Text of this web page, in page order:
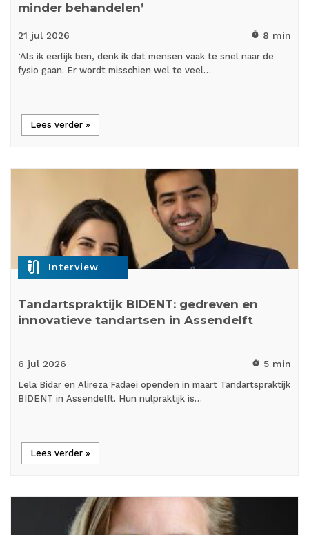
minder behandelen’
21 jul 2026 timer 8 min
‘Als ik eerlijk ben, denk ik dat mensen vaak te snel naar de
fysio gaan. Er wordt misschien wel te veel…
Lees verder »
mic_external_on Interview
Tandartspraktijk BIDENT: gedreven en
innovatieve tandartsen in Assendelft
6 jul 2026 timer 5 min
Lela Bidar en Alireza Fadaei openden in maart Tandartspraktijk
BIDENT in Assendelft. Hun nulpraktijk is…
Lees verder »